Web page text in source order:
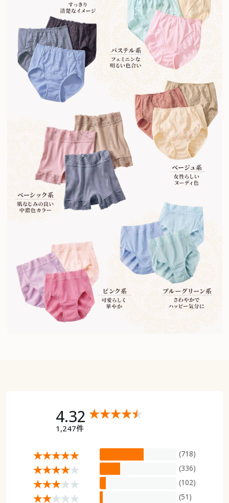
4.32
1,247件
(718)
(336)
(102)
(51)